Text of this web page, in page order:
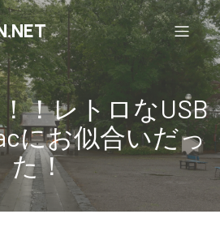
！レトロなUSB
にお似合いだっ
た！